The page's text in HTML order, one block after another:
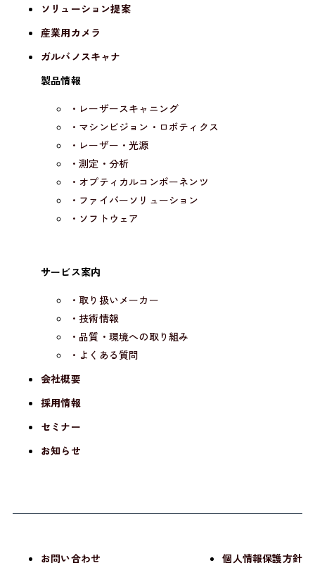
ソリューション提案
産業用カメラ
ガルバノスキャナ
製品情報
・レーザースキャニング
・マシンビジョン・ロボティクス
・レーザー・光源
・測定・分析
・オプティカルコンポーネンツ
・ファイバーソリューション
・ソフトウェア
サービス案内
・取り扱いメーカー
・技術情報
・品質・環境への取り組み
・よくある質問
会社概要
採用情報
セミナー
お知らせ
お問い合わせ 個人情報保護方針